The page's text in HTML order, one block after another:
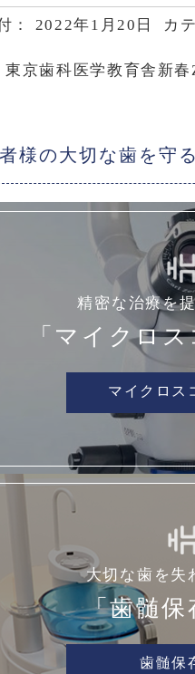
： 2022年1月20日 カ
東京歯科医学教育舎新春
様の大切な歯を守
精密な治療を
「マイクロ
マイクロス
大切な歯を失
「歯髄保
歯髄保